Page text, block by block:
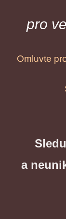
pro
Omluvte
a